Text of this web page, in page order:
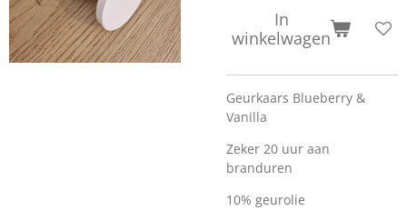
In
winkelwagen
Geurkaars Blueberry &
Vanilla
Zeker 20 uur aan
branduren
10% geurolie